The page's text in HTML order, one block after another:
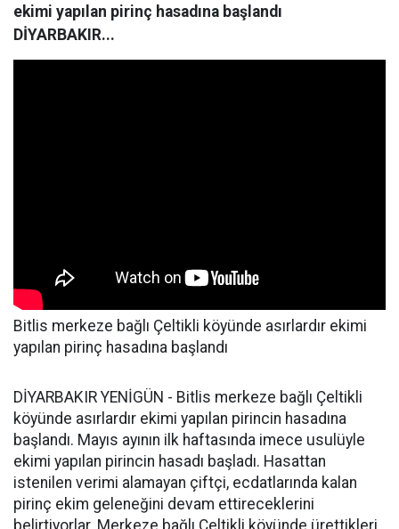
ekimi yapılan pirinç hasadına başlandı
DİYARBAKIR...
Bitlis merkeze bağlı Çeltikli köyünde asırlardır ekimi
yapılan pirinç hasadına başlandı
DİYARBAKIR YENİGÜN - Bitlis merkeze bağlı Çeltikli
köyünde asırlardır ekimi yapılan pirincin hasadına
başlandı. Mayıs ayının ilk haftasında imece usulüyle
ekimi yapılan pirincin hasadı başladı. Hasattan
istenilen verimi alamayan çiftçi, ecdatlarında kalan
pirinç ekim geleneğini devam ettireceklerini
belirtiyorlar. Merkeze bağlı Çeltikli köyünde ürettikleri